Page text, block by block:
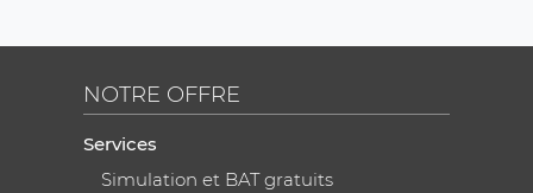
NOTRE OFFRE
Services
Simulation et BAT gratuits